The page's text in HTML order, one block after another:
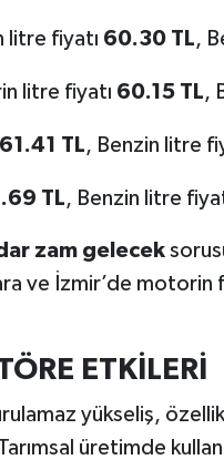
fiyatı 60.30 TL,
litre fiyatı 60.15 TL,
61.41 TL, Benzin litre
TL, Benzin litre
zam gelecek
ve İzmir’de motorin
ETKİLERİ
yükseliş,
üretimde